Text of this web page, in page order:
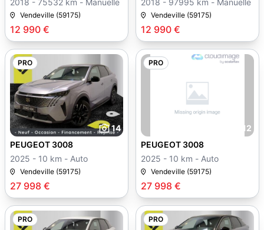
12 990 €
2018 - 75532 km - Manuelle
Vendeville (59175)
12 990 €
2018 - 97995 km - Manuelle
Vendeville (59175)
PRO
14
27 998 €
PEUGEOT 3008
2025 - 10 km - Auto
Vendeville (59175)
PRO
12
27 998 €
PEUGEOT 3008
2025 - 10 km - Auto
Vendeville (59175)
PRO PRO